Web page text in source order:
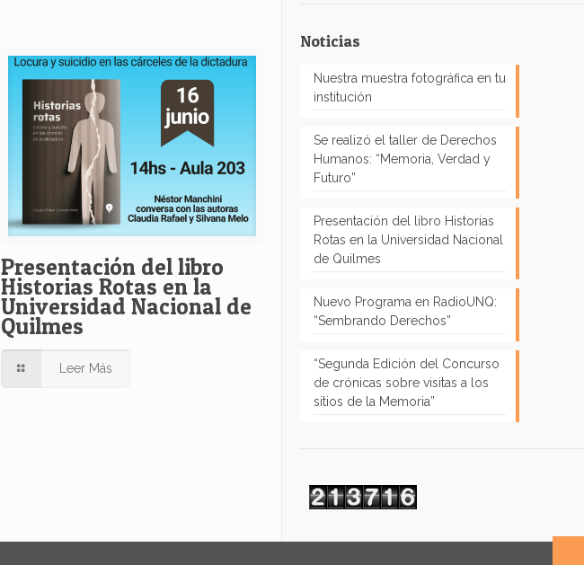
Presentación del libro
Historias Rotas en la
Universidad Nacional de
Quilmes
Leer Más
Noticias
Nuestra muestra fotográfica en tu
institución
Se realizó el taller de Derechos
Humanos: “Memoria, Verdad y
Futuro”
Presentación del libro Historias
Rotas en la Universidad Nacional
de Quilmes
Nuevo Programa en RadioUNQ:
“Sembrando Derechos”
“Segunda Edición del Concurso
de crónicas sobre visitas a los
sitios de la Memoria”